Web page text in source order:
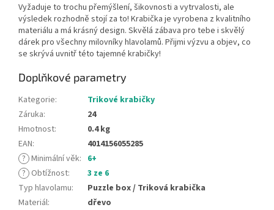
Vyžaduje to trochu přemýšlení, šikovnosti a vytrvalosti, ale
výsledek rozhodně stojí za to! Krabička je vyrobena z kvalitního
materiálu a má krásný design. Skvělá zábava pro tebe i skvělý
dárek pro všechny milovníky hlavolamů. Přijmi výzvu a objev, co
se skrývá uvnitř této tajemné krabičky!
Doplňkové parametry
Kategorie:
Trikové krabičky
Záruka:
24
Hmotnost:
0.4 kg
EAN:
4014156055285
? Minimální věk: 6+
? Obtížnost:
3 ze 6
Typ hlavolamu:
Puzzle box / Triková krabička
Materiál:
dřevo